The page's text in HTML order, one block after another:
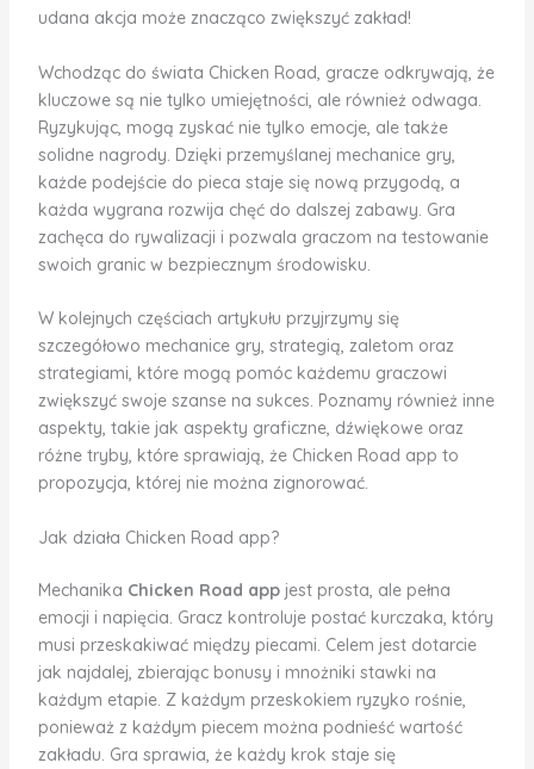
udana akcja może znacząco zwiększyć zakład!
Wchodząc do świata Chicken Road, gracze odkrywają, że
kluczowe są nie tylko umiejętności, ale również odwaga.
Ryzykując, mogą zyskać nie tylko emocje, ale także
solidne nagrody. Dzięki przemyślanej mechanice gry,
każde podejście do pieca staje się nową przygodą, a
każda wygrana rozwija chęć do dalszej zabawy. Gra
zachęca do rywalizacji i pozwala graczom na testowanie
swoich granic w bezpiecznym środowisku.
W kolejnych częściach artykułu przyjrzymy się
szczegółowo mechanice gry, strategią, zaletom oraz
strategiami, które mogą pomóc każdemu graczowi
zwiększyć swoje szanse na sukces. Poznamy również inne
aspekty, takie jak aspekty graficzne, dźwiękowe oraz
różne tryby, które sprawiają, że Chicken Road app to
propozycja, której nie można zignorować.
Jak działa Chicken Road app?
Mechanika Chicken Road appjest prosta, ale pełna
emocji i napięcia. Gracz kontroluje postać kurczaka, który
musi przeskakiwać między piecami. Celem jest dotarcie
jak najdalej, zbierając bonusy i mnożniki stawki na
każdym etapie. Z każdym przeskokiem ryzyko rośnie,
ponieważ z każdym piecem można podnieść wartość
zakładu. Gra sprawia, że każdy krok staje się